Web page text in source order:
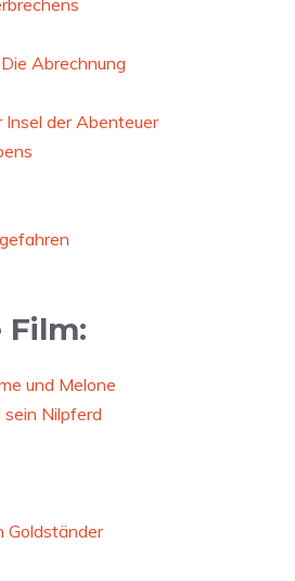
Abrechnung
Insel der Abenteuer
Film:
und Melone
sein Nilpferd
Goldständer